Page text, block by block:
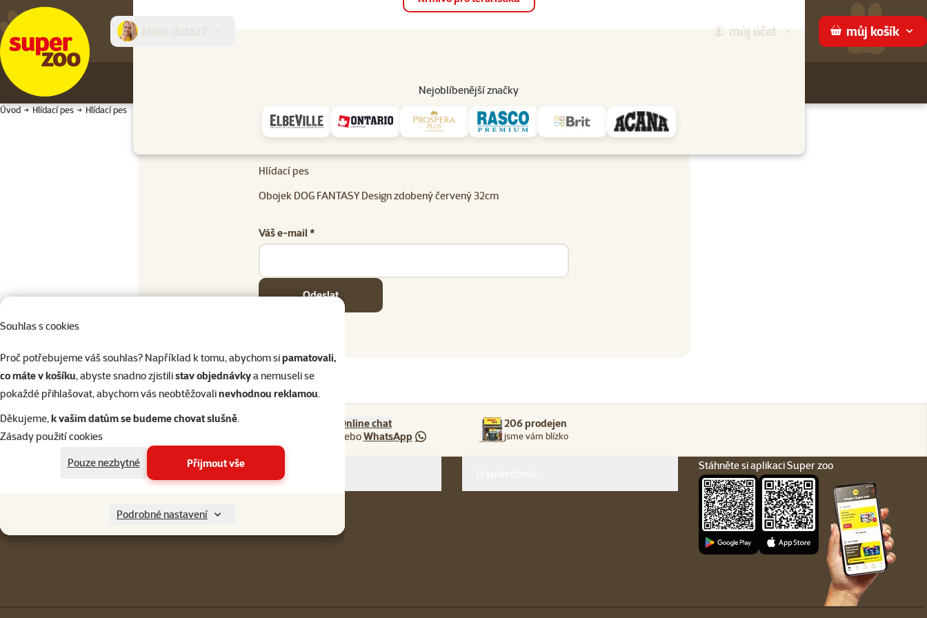
Souhlas s cookies
Proč potřebujeme váš souhlas? Například k tomu, abychom sipamatovali,
co máte v košíku, abyste snadno zjistilistav objednávkya nemuseli se
pokaždé přihlašovat, abychom vás neobtěžovalinevhodnou reklamou.
Děkujeme,k vašim datům se budeme chovat slušně.
Zásady použití cookies
Pouze nezbytné
Přijmout vše
Podrobné nastavení
můj účet můj košík
Nejoblíbenější značky
Prodejny Služby
Úvod Hlídací pes Hlídací pes
Hlídací pes
Obojek DOG FANTASY Design zdobený červený 32cm
Váš e-mail *
Odeslat
Napište nám
eshop@superzoo.cz
321 000 180
Online chat
neboWhatsApp
206 prodejen
jsme vám blízko
Menu v patičce Stáhněte si aplikaci Super zoo